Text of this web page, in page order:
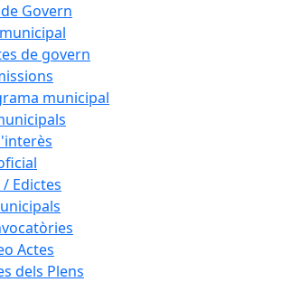
Govern
de govern
municipal
Edictes
Actes
dels Plens